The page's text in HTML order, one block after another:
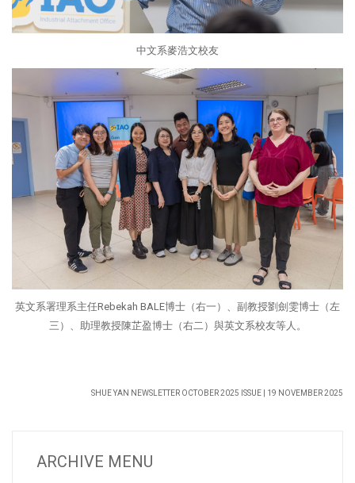
中文系麥浩文校友
英文系署理系主任Rebekah BALE博士（右一）、副教授劉劍雯博士（左
三）、助理教授陳芷盈博士（右二）與英文系校友等人。
SHUE YAN NEWSLETTER OCTOBER 2025 ISSUE | 19 NOVEMBER 2025
ARCHIVE MENU